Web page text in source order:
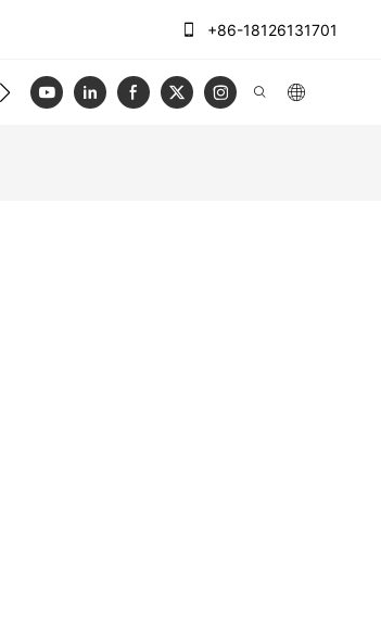
+86-18126131701
ЧЕХЛЫ БЛОГ ВИДЕО